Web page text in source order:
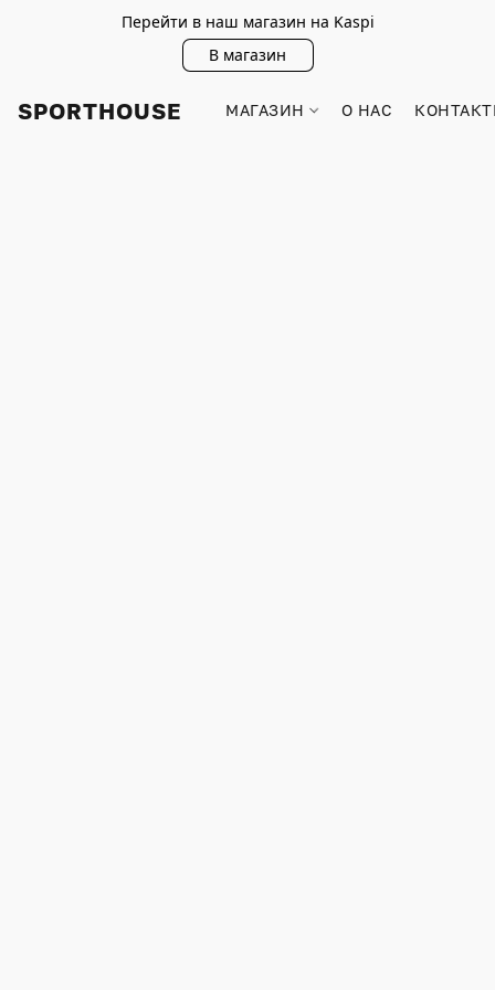
Перейти в наш магазин на Kaspi
В магазин
SPORTHOUSE МАГАЗИН О НАС